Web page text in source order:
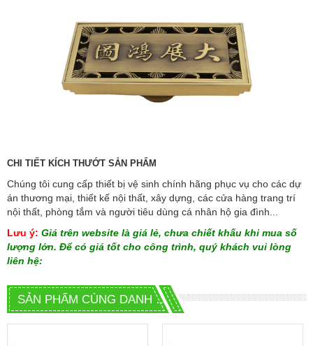
CHI TIẾT KÍCH THƯỚT SẢN PHẨM
Chúng tôi cung cấp thiết bị vệ sinh chính hãng phục vụ cho các dự
án thương mại, thiết kế nội thất, xây dựng, các cửa hàng trang trí
nội thất, phòng tắm và người tiêu dùng cá nhân hộ gia đình...
Lưu ý: Giá trên website là giá lẻ, chưa chiết khấu khi mua số
lượng lớn. Để có giá tốt cho công trình, quý khách vui lòng
liên hệ:
SẢN PHẨM CÙNG DANH MỤC